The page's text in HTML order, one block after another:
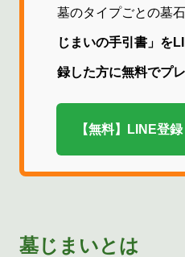
墓のタイプごとの墓
じまいの手引書」を
録した方に無料でプ
【無料】LINE登
墓じまいとは